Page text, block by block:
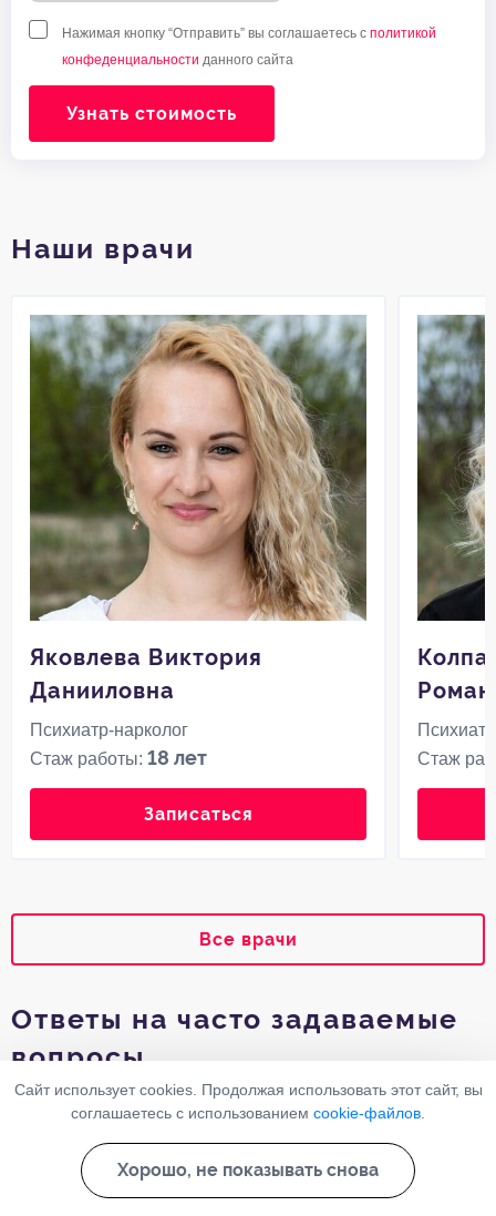
Нажимая кнопку “Отправить” вы соглашаетесь с политикой
конфеденциальности данного сайта
Узнать стоимость
Наши врачи
Яковлева Виктория
Данииловна
Психиатр-нарколог
Стаж работы:18 лет
Записаться
Стаж
Все врачи
Ответы на часто задаваемые
вопросы
Как лечится манерность?
Сайт использует cookies. Продолжая использовать этот сайт, вы
соглашаетесь с использованием cookie-файлов
Хорошо, не показывать снова